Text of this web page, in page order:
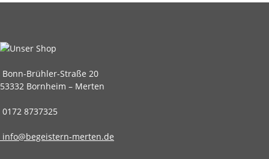
Bonn-Brühler-Straße 20
53332 Bornheim – Merten
0172 8737325
info@begeistern-merten.de